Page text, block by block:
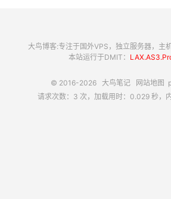
大鸟博客:专注于国外VPS，独立服务器，主
本站运行于DMIT：
© 2016-2026 大鸟笔记 网站地图
请求次数：3 次，加载用时：0.029 秒，